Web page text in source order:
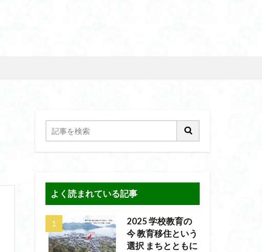
よく読まれている記事
2025 学校教育の
今 教育移住という
選択 まちとともに